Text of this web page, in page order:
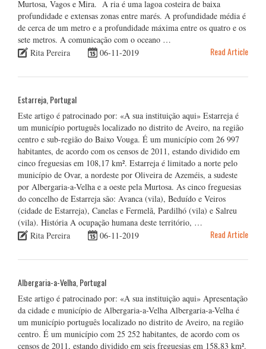
Murtosa, Vagos e Mira. A ria é uma lagoa costeira de baixa
profundidade e extensas zonas entre marés. A profundidade média é
de cerca de um metro e a profundidade máxima entre os quatro e os
sete metros. A comunicação com o oceano …
Rita Pereira
06-11-2019 Read Article
Estarreja, Portugal
Este artigo é patrocinado por: «A sua instituição aqui» Estarreja é
um município português localizado no distrito de Aveiro, na região
centro e sub-região do Baixo Vouga. É um município com 26 997
habitantes, de acordo com os censos de 2011, estando dividido em
cinco freguesias em 108,17 km². Estarreja é limitado a norte pelo
município de Ovar, a nordeste por Oliveira de Azeméis, a sudeste
por Albergaria-a-Velha e a oeste pela Murtosa. As cinco freguesias
do concelho de Estarreja são: Avanca (vila), Beduído e Veiros
(cidade de Estarreja), Canelas e Fermelã, Pardilhó (vila) e Salreu
(vila). História A ocupação humana deste território, …
Rita Pereira
06-11-2019 Read Article
Albergaria-a-Velha, Portugal
Este artigo é patrocinado por: «A sua instituição aqui» Apresentação
da cidade e município de Albergaria-a-Velha Albergaria-a-Velha é
um município português localizado no distrito de Aveiro, na região
centro. É um município com 25 252 habitantes, de acordo com os
censos de 2011, estando dividido em seis freguesias em 158,83 km².